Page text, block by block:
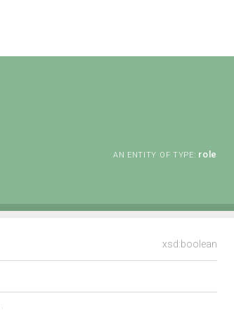
AN ENTITY OF TYPE: role
xsd:boolean